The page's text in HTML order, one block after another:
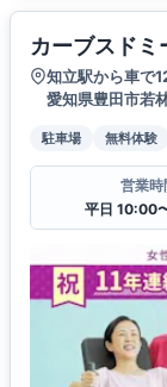
カーブスドミ
知立駅から車で
愛知県豊田市若
駐車場 無料体験
営業時
平日 10:00